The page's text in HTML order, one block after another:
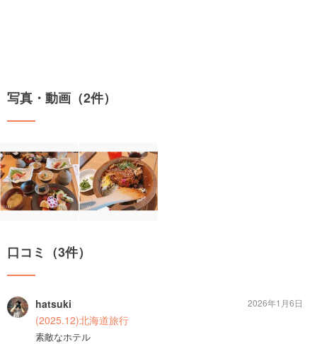
写真・動画（2件）
口コミ（3件）
hatsuki
(2025.12)北海道旅行
素敵なホテル
2026年1月6日